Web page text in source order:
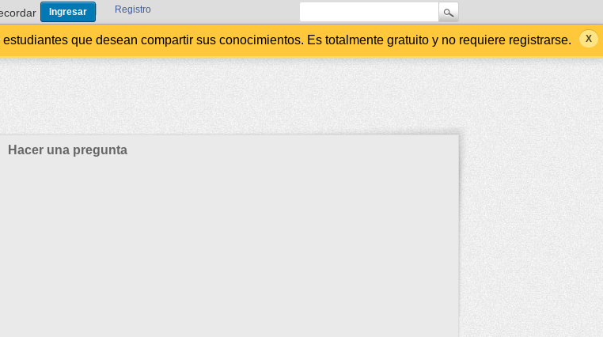
Registro
que desean compartir sus conocimientos. Es totalmente gratuito y no requiere registrarse.
Hacer una pregunta